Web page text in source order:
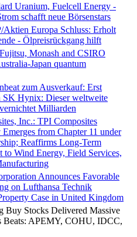
Uranium, Fuelcell Energy -
schafft neue Börsenstars
Europa Schluss: Erholt
- Ölpreisrückgang hilft
Monash and CSIRO
Japan quantum
zum Ausverkauf: Erst
SK Hynix: Dieser weltweite
Milliarden
Inc.: TPI Composites
Emerges from Chapter 11 under
Reaffirms Long-Term
to Wind Energy, Field Services,
Announces Favorable
on Lufthansa Technik
Case in United Kingdom
Buy Stocks Delivered Massive
Beats: APEMY, COHU, IDCC,